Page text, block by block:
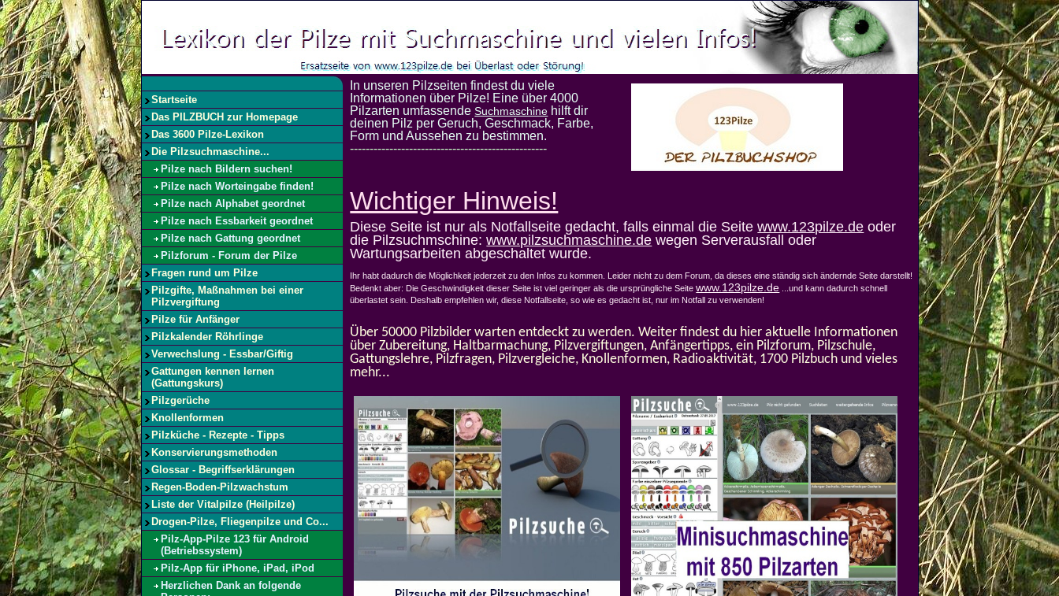
Startseite
Das PILZBUCH zur Homepage
Das 3600 Pilze-Lexikon
Die Pilzsuchmaschine...
Pilze nach Bildern suchen!
Pilze nach Worteingabe finden!
Pilze nach Alphabet geordnet
Pilze nach Essbarkeit geordnet
Pilze nach Gattung geordnet
Pilzforum - Forum der Pilze
Fragen rund um Pilze
Pilzgifte, Maßnahmen bei einer
Pilzvergiftung
Pilze für Anfänger
Pilzkalender Röhrlinge
Verwechslung - Essbar/Giftig
Gattungen kennen lernen
(Gattungskurs)
Pilzgerüche
Knollenformen
Pilzküche - Rezepte - Tipps
Konservierungsmethoden
Glossar - Begriffserklärungen
Regen-Boden-Pilzwachstum
Liste der Vitalpilze (Heilpilze)
Drogen-Pilze, Fliegenpilze und Co...
Pilz-App-Pilze 123 für Android
(Betriebssystem)
Pilz-App für iPhone, iPad, iPod
Herzlichen Dank an folgende
In unseren Pilzseiten findest du viele
Informationen über Pilze! Eine über 4000
Pilzarten umfassendeSuchmaschine hilft dir
deinen Pilz per Geruch, Geschmack, Farbe,
Form und Aussehen zu bestimmen.
--------------------------------------------------
Wichtiger Hinweis!
Diese Seite ist nur als Notfallseite gedacht, falls einmal die Seitewww.123pilze.de oder
die Pilzsuchmschine:www.pilzsuchmaschine.de wegen Serverausfall oder
Wartungsarbeiten abgeschaltet wurde.
Ihr habt dadurch die Möglichkeit jederzeit zu den Infos zu kommen. Leider nicht zu dem Forum, da dieses eine ständig sich ändernde Seite darstellt!
Bedenkt aber: Die Geschwindigkeit dieser Seite ist viel geringer als die ursprüngliche Seitewww.123pilze.de ...und kann dadurch schnell
überlastet sein. Deshalb empfehlen wir, diese Notfallseite, so wie es gedacht ist, nur im Notfall zu verwenden!
Über 50000 Pilzbilder warten entdeckt zu werden. Weiter findest du hier aktuelle Informationen
über Zubereitung, Haltbarmachung, Pilzvergiftungen, Anfängertipps, ein Pilzforum, Pilzschule,
Gattungslehre, Pilzfragen, Pilzvergleiche, Knollenformen, Radioaktivität, 1700 Pilzbuch und vieles
mehr...